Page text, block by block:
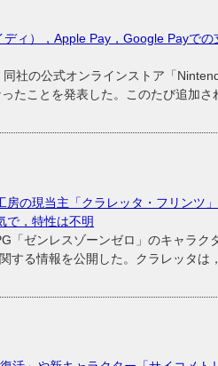
ディ），Apple Pay，Google Payでの
社の公式オンラインストア「
たことを発表した。このたび追加さ
房の現当主「クラレッタ・フリンツ
で，特性は不明
ゼンレスゾーンゼロ」のキャラク
する情報を公開した。クラレッタは